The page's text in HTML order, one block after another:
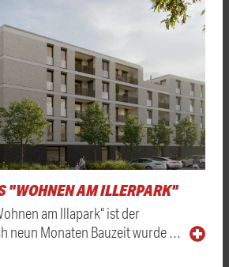
"WOHNEN AM ILLERPARK"
am Illapark“ ist der
neun Monaten Bauzeit wurde …